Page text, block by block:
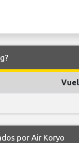
por Air Koryo